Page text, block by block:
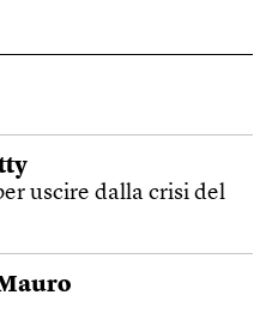
uscire dalla crisi del